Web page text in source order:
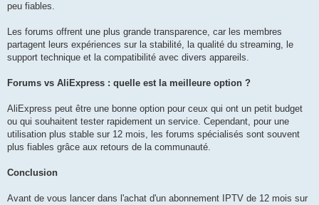
peu fiables.
Les forums offrent une plus grande transparence, car les membres
partagent leurs expériences sur la stabilité, la qualité du streaming, le
support technique et la compatibilité avec divers appareils.
Forums vs AliExpress : quelle est la meilleure option ?
AliExpress peut être une bonne option pour ceux qui ont un petit budget
ou qui souhaitent tester rapidement un service. Cependant, pour une
utilisation plus stable sur 12 mois, les forums spécialisés sont souvent
plus fiables grâce aux retours de la communauté.
Conclusion
Avant de vous lancer dans l'achat d'un abonnement IPTV de 12 mois sur